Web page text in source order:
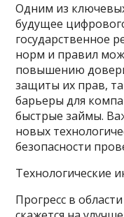
Одним из
будущее
государственное
норм и правил
повышению
защиты их прав,
барьеры для
быстрые займы.
новых
безопасности
Технологические
Прогресс в